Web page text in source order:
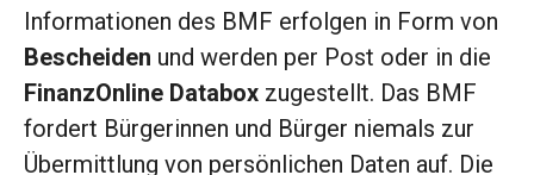
Informationen des BMF erfolgen in Form von
Bescheiden und werden per Post oder in die
FinanzOnline Databox zugestellt. Das BMF
fordert Bürgerinnen und Bürger niemals zur
Übermittlung von persönlichen Daten auf. Die